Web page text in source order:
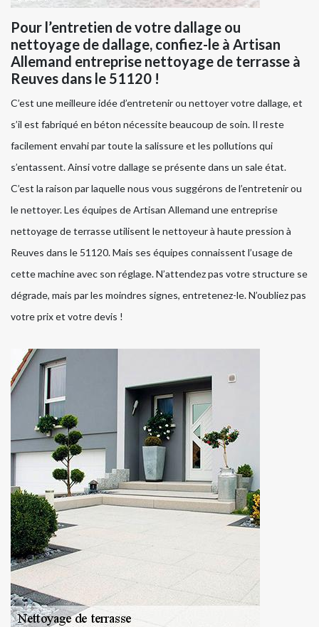
Pour l’entretien de votre dallage ou
nettoyage de dallage, confiez-le à Artisan
Allemand entreprise nettoyage de terrasse à
Reuves dans le 51120 !
C’est une meilleure idée d’entretenir ou nettoyer votre dallage, et
s’il est fabriqué en béton nécessite beaucoup de soin. Il reste
facilement envahi par toute la salissure et les pollutions qui
s’entassent. Ainsi votre dallage se présente dans un sale état.
C’est la raison par laquelle nous vous suggérons de l’entretenir ou
le nettoyer. Les équipes de Artisan Allemand une entreprise
nettoyage de terrasse utilisent le nettoyeur à haute pression à
Reuves dans le 51120. Mais ses équipes connaissent l’usage de
cette machine avec son réglage. N’attendez pas votre structure se
dégrade, mais par les moindres signes, entretenez-le. N’oubliez pas
votre prix et votre devis !